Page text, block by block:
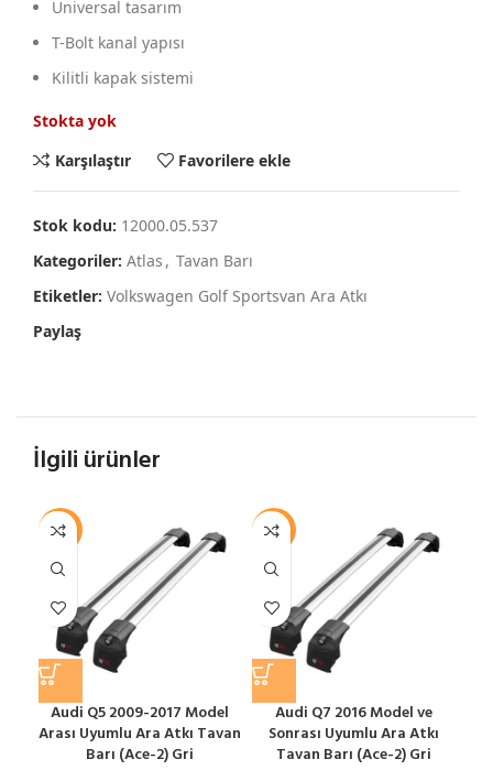
Universal tasarım
T-Bolt kanal yapısı
Kilitli kapak sistemi
Stokta yok
Karşılaştır
Favorilere ekle
Stok kodu: 12000.05.537
Kategoriler: Atlas , Tavan Barı
Etiketler: Volkswagen Golf Sportsvan Ara Atkı
Paylaş
İlgili ürünler
-12%
Audi Q5 2009-2017 Model
Arası Uyumlu Ara Atkı Tavan
Barı (Ace-2) Gri
-12%
Audi Q7 2016 Model ve
Sonrası Uyumlu Ara Atkı
Tavan Barı (Ace-2) Gri